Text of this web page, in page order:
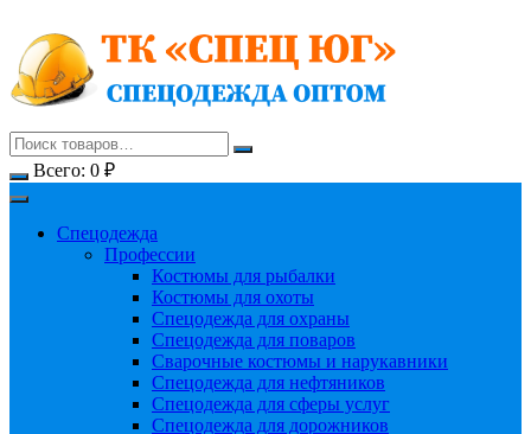
содержимому
Всего: 0 ₽
Спецодежда
Профессии
Костюмы для рыбалки
Костюмы для охоты
Спецодежда для охраны
Спецодежда для поваров
Сварочные костюмы и нарукавники
Спецодежда для нефтяников
Спецодежда для сферы услуг
Спецодежда для дорожников